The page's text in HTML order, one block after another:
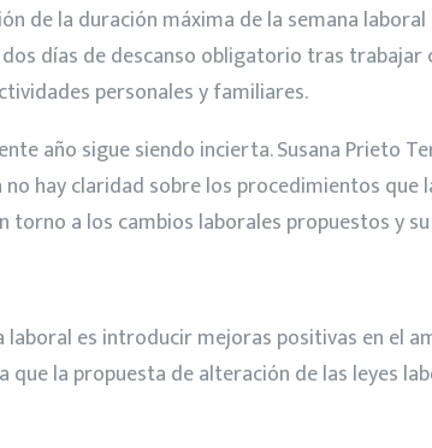
de la duración máxima de la semana
días de descanso obligatorio tras trabajar
personales y familiares.
año sigue siendo incierta. Susana Prieto
hay claridad sobre los procedimientos
a los cambios laborales propuestos y
es introducir mejoras positivas en el
la propuesta de alteración de las leyes